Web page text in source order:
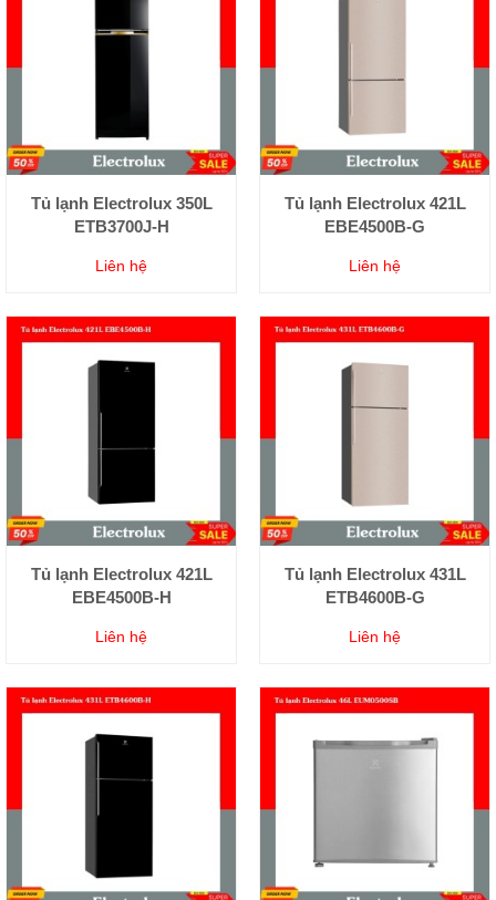
Tủ lạnh Electrolux 350L
ETB3700J-H
Liên hệ
Tủ lạnh Electrolux 421L
EBE4500B-G
Liên hệ
Tủ lạnh Electrolux 421L
EBE4500B-H
Liên hệ
Tủ lạnh Electrolux 431L
ETB4600B-G
Liên hệ